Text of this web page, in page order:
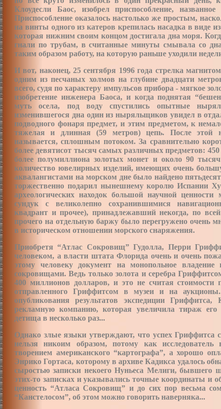
Клоудесли Баос, изобрел приспособление,
Приспособление оказалось настолько же простым,
на винты одного из катеров крепилась насадка в виде
которая нижним своим концом достигала дна моря.
гнали по трубам, в считанные минуты смывала со
таким образом работу, на которую раньше уходили
И вот, наконец, 25 сентября 1996 года стрелка
одним из песчаных холмов на глубине двадцати
всего, судя по характеру импульсов прибора - мягкое
изобретение инженера Баоса, и когда поднятая
муть осела, под воду спустились опытные
изменившегося дна один из ныряльщиков увидел в
подводного фонаря предмет, и этим предметом, к
тяжелая и длинная (59 метров) цепь. После этой
называется, сплошным потоком. За сравнительно
более девятисот тысяч самых различных предметов:
более полумиллиона золотых монет и около 90
количество ювелирных изделий, имеющих очень
аквалангистами на морском дне было найдено
торжественно подарил нынешнему королю Испании
археологических находок большой научной
сундук с великолепно сохранившимися
квадрант и прочее), принадлежавший некогда, по
прочего на отдельную баржу было перегружено очень
в историческом отношении морского снаряжения.
Приобретя “Атлас Сокровищ” Гудолла, Перри
человеком, а власти штата Флорида очень и очень
этому человеку документ на монопольное
сокровищами. Ведь только золота и серебра
400 миллионов долларов, и это не считая стоимости
отправленного Гриффитсом в музеи и на
опубликования результатов экспедиции
рекламную компанию, которая увеличила тираж его
детища в несколько раз...
Однако злые языки утверждают, что успех
нельзя никоим образом, потому как исследователь
творением американского “картографа”, а хорошо
Энрико Гортаса, которому в архиве Кадикса удалось
сыростью записки некоего Нуньеса Мелиги, бывшего
этих-то записках и указывались точные координаты и
ценность “Атласа Сокровищ” и до сих пор весьма
“Канстелосом”, об этом можно говорить наверняка...